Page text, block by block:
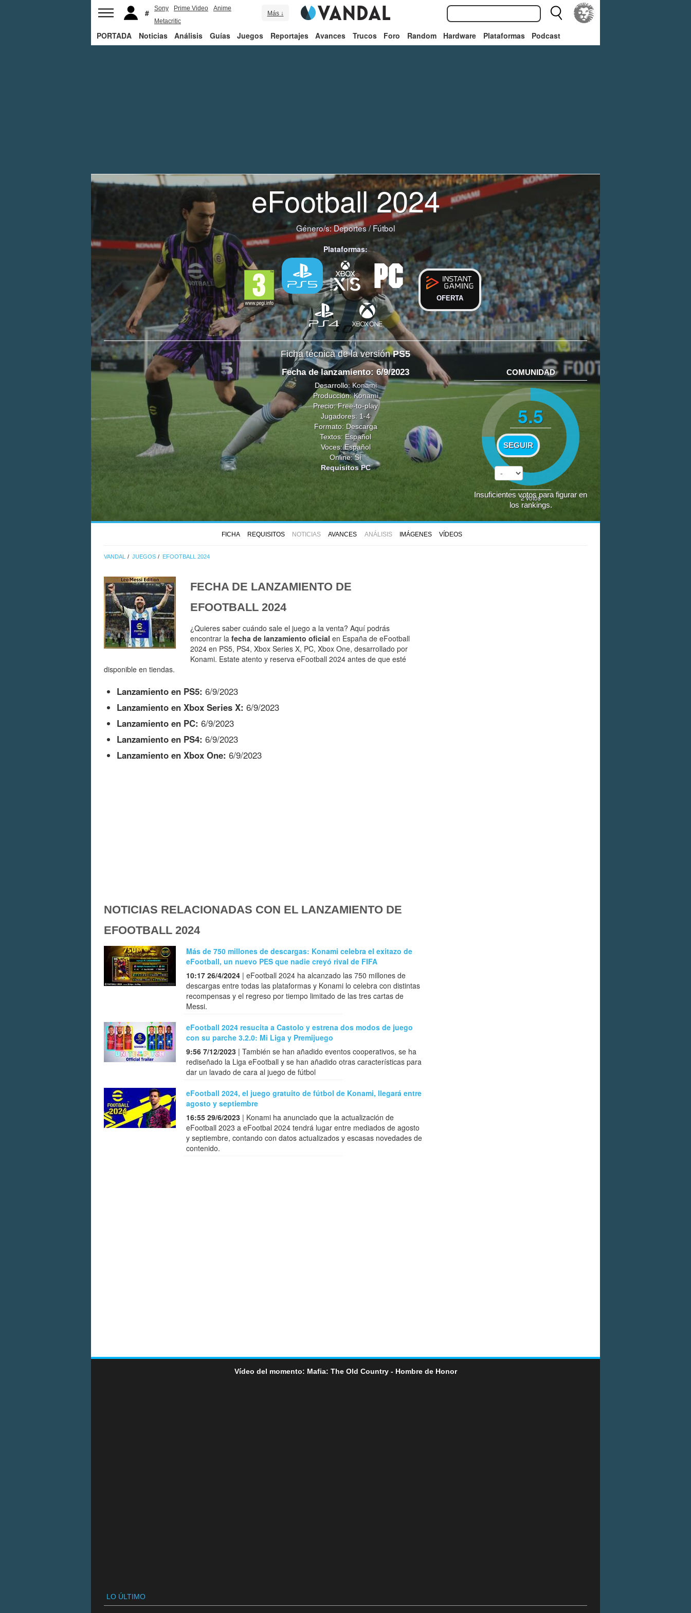
Sony Prime Video
Anime
Metacritic
Más ↓
PORTADA Noticias Análisis Guías Juegos Reportajes Avances Trucos Foro Random Hardware Plataformas Podcast
eFootball 2024
Género/s:Deportes/Fútbol
Plataformas:
OFERTA
Ficha técnica de la versiónPS5
Fecha de lanzamiento: 6/9/2023
Desarrollo:Konami
Producción:Konami
Precio: Free-to-play
Jugadores: 1-4
Formato: Descarga
Textos: Español
Voces: Español
Online: Sí
Requisitos PC
COMUNIDAD
5.5
SEGUIR
2votos
Insuficientes votos para figurar en
los rankings.
FICHA REQUISITOS NOTICIAS AVANCES ANÁLISIS IMÁGENES VÍDEOS
VANDAL JUEGOS EFOOTBALL 2024
FECHA DE LANZAMIENTO DE
EFOOTBALL 2024
¿Quieres saber cuándo sale el juego a la venta? Aquí podrás
encontrar la fecha de lanzamiento oficial en España de eFootball
2024 en PS5, PS4, Xbox Series X, PC, Xbox One, desarrollado por
Konami. Estate atento y reserva eFootball 2024 antes de que esté
disponible en tiendas.
Lanzamiento en PS5: 6/9/2023
Lanzamiento en Xbox Series X: 6/9/2023
Lanzamiento en PC: 6/9/2023
Lanzamiento en PS4: 6/9/2023
Lanzamiento en Xbox One: 6/9/2023
NOTICIAS RELACIONADAS CON EL LANZAMIENTO DE
EFOOTBALL 2024
Más de 750 millones de descargas: Konami celebra el exitazo de
eFootball, un nuevo PES que nadie creyó rival de FIFA
10:17 26/4/2024 | eFootball 2024 ha alcanzado las 750 millones de
descargas entre todas las plataformas y Konami lo celebra con distintas
recompensas y el regreso por tiempo limitado de las tres cartas de
Messi.
eFootball 2024 resucita a Castolo y estrena dos modos de juego
con su parche 3.2.0: Mi Liga y Premijuego
9:56 7/12/2023 | También se han añadido eventos cooperativos, se ha
rediseñado la Liga eFootball y se han añadido otras características para
dar un lavado de cara al juego de fútbol
eFootball 2024, el juego gratuito de fútbol de Konami, llegará entre
agosto y septiembre
16:55 29/6/2023 | Konami ha anunciado que la actualización de
eFootball 2023 a eFootbal 2024 tendrá lugar entre mediados de agosto
y septiembre, contando con datos actualizados y escasas novedades de
contenido.
Vídeo del momento: Mafia: The Old Country - Hombre de Honor
LO ÚLTIMO